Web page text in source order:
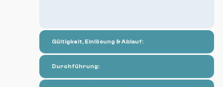
Gültigkeit, Einlösung & Ablauf:
Durchführung: